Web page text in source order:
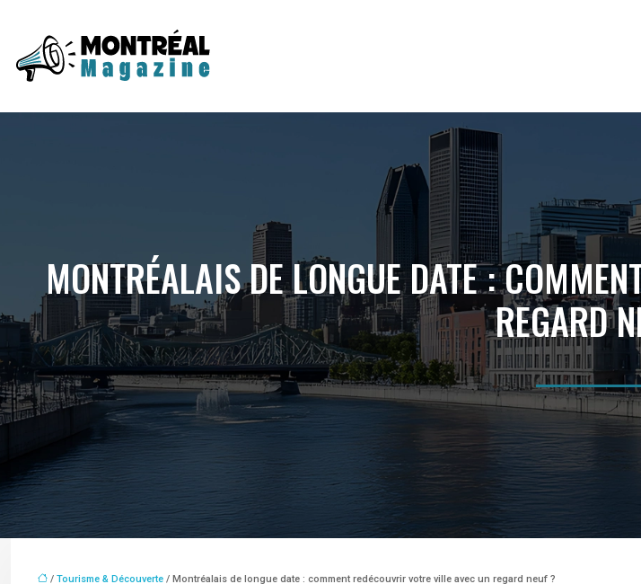
MONTRÉALAIS DE LONGUE DATE :
REGARD
/ Tourisme & Découverte / Montréalais de longue date : comment redécouvrir votre ville avec un regard neuf ?